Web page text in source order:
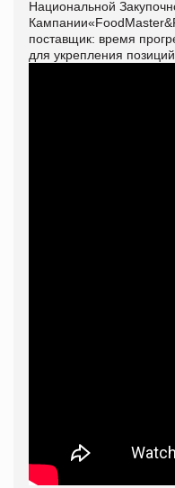
Национальной
поставщик: время
для укрепления